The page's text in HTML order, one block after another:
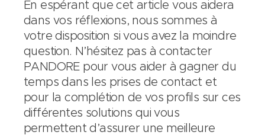
En espérant que cet article vous aidera
dans vos réflexions, nous sommes à
votre disposition si vous avez la moindre
question. N’hésitez pas à contacter
PANDORE pour vous aider à gagner du
temps dans les prises de contact et
pour la complétion de vos profils sur ces
différentes solutions qui vous
permettent d’assurer une meilleure